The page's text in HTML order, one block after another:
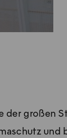
der großen
und